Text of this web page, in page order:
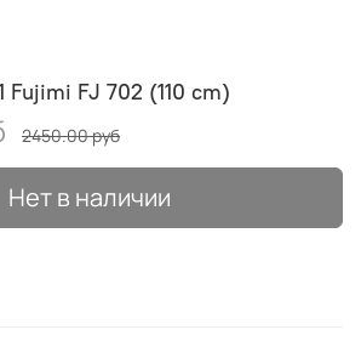
Fujimi FJ 702 (110 cm)
2450.00 руб
Нет в наличии